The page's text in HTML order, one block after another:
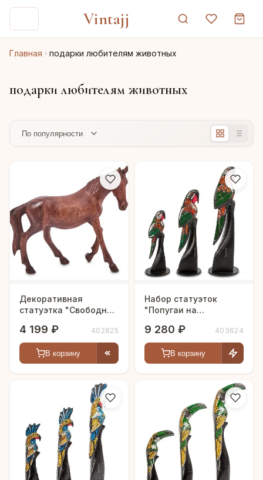
Vintajj
Главная подарки любителям животных
подарки любителям животных
Декоративная
статуэтка "Свободная
4 199 ₽ 402825
В корзину
Набор статуэток
"Попугаи на
9 280 ₽ 403624
В корзину